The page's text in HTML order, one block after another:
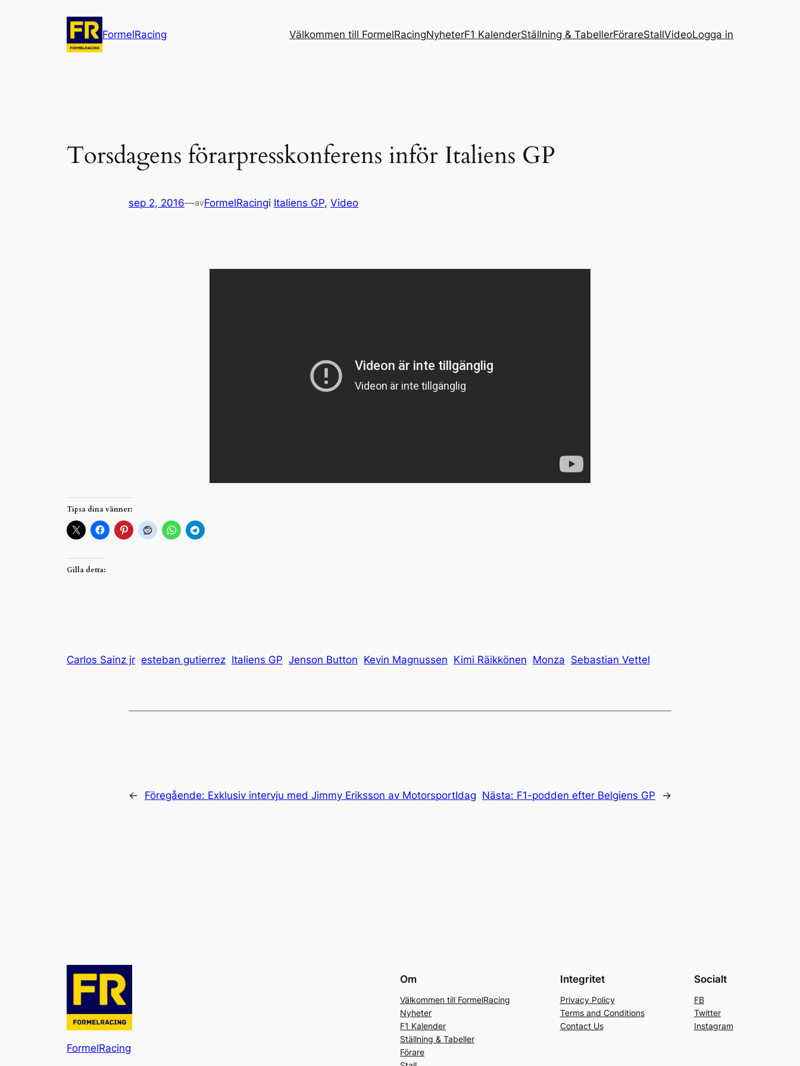
FormelRacing Välkommen till FormelRacingNyheterF1 KalenderStällning & TabellerFörareStallVideoLogga in
Torsdagens förarpresskonferens inför Italiens GP
sep 2, 2016—avFormelRacingi Italiens GP, Video
Tipsa dina vänner:
Gilla detta:
Carlos Sainz jr esteban gutierrez Italiens GP Jenson Button Kevin Magnussen Kimi Räikkönen Monza Sebastian Vettel
← Föregående: Exklusiv intervju med Jimmy Eriksson av MotorsportIdag Nästa: F1-podden efter Belgiens GP →
FormelRacing
Om
Välkommen till FormelRacing
Nyheter
F1 Kalender
Ställning & Tabeller
Förare
Integritet
Privacy Policy
Terms and Conditions
Contact Us
Socialt
FB
Twitter
Instagram